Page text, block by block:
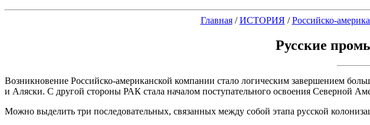
Главная/ИСТОРИЯ/Российско-
Русские
Возникновение Российско-американской компании стало логическим завершением
и Аляски. С другой стороны РАК стала началом поступательного освоения Северной
Можно выделить три последовательных, связанных между собой этапа русской